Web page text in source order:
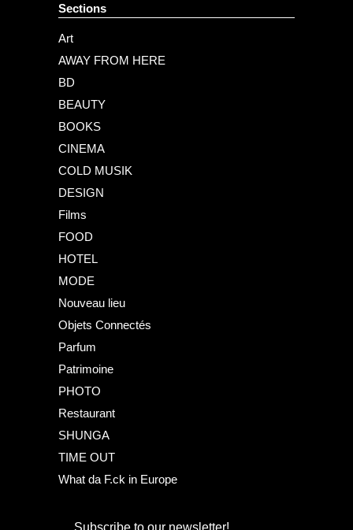
Sections
Art
AWAY FROM HERE
BD
BEAUTY
BOOKS
CINEMA
COLD MUSIK
DESIGN
Films
FOOD
HOTEL
MODE
Nouveau lieu
Objets Connectés
Parfum
Patrimoine
PHOTO
Restaurant
SHUNGA
TIME OUT
What da F.ck in Europe
Subscribe to our newsletter!